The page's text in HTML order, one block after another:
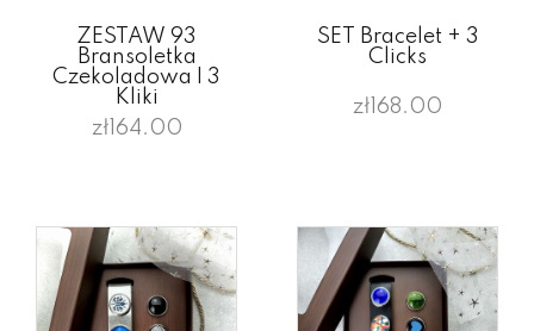
ZESTAW 93
Bransoletka
Czekoladowa I 3
Kliki
zł164.00
SET Bracelet + 3
Clicks
zł168.00